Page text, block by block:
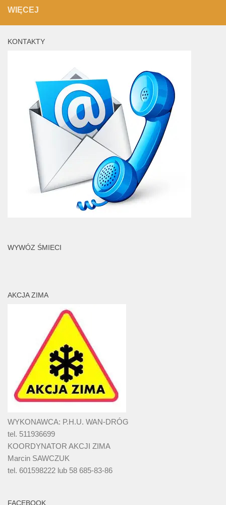
WIĘCEJ
KONTAKTY
WYWÓZ ŚMIECI
AKCJA ZIMA
WYKONAWCA: P.H.U. WAN-DRÓG
tel. 511936699
KOORDYNATOR AKCJI ZIMA
Marcin SAWCZUK
tel. 601598222 lub 58 685-83-86
FACEBOOK